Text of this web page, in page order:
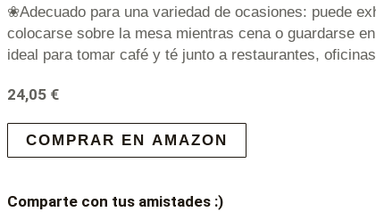
❀Adecuado para una variedad de ocasiones: puede
colocarse sobre la mesa mientras cena o guardarse
ideal para tomar café y té junto a restaurantes,
24,05 €
COMPRAR EN AMAZON
Comparte con tus amistades :)